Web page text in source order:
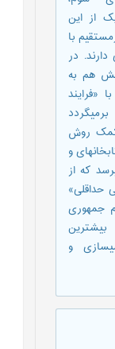
از این
با
در
هم به
روش
و
که از
حداقلی»
جمهوری
و